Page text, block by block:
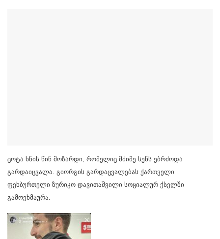
ცოტა ხნის წინ მოზარდი, რომელიც მძიმე სენს ებრძოდა
გარდაიცვალა. გიორგის გარდაცვალებას ქართველი
ფეხბურთელი ზურიკო დავითაშვილი სოციალურ ქსელში
გამოეხმაურა.